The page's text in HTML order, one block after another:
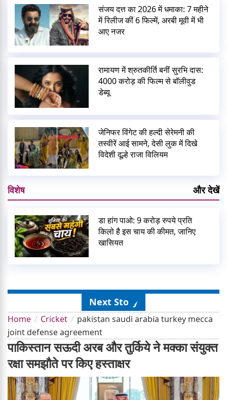
संजय दत्त का 2026 में धमाका: 7 महीने
में रिलीज कीं 6 फिल्में, अरबी मूवी में भी
आए नजर
रामायण में श्रुतकीर्ति बनीं सुरभि दास:
4000 करोड़ की फिल्म से बॉलीवुड
डेब्यू
जेनिफर विंगेट की हल्दी सेरेमनी की
तस्वीरें आई सामने, देसी लुक में दिखे
विदेशी दूल्हे राजा विलियम
विशेष और देखें
डा हांग पाओ: 9 करोड़ रुपये प्रति
किलो है इस चाय की कीमत, जानिए
खासियत
Next Story
Home Cricket
pakistan saudi arabia turkey mecca
joint defense agreement
पाकिस्तान सऊदी अरब और तुर्किये ने मक्का संयुक्त
रक्षा समझौते पर किए हस्ताक्षर